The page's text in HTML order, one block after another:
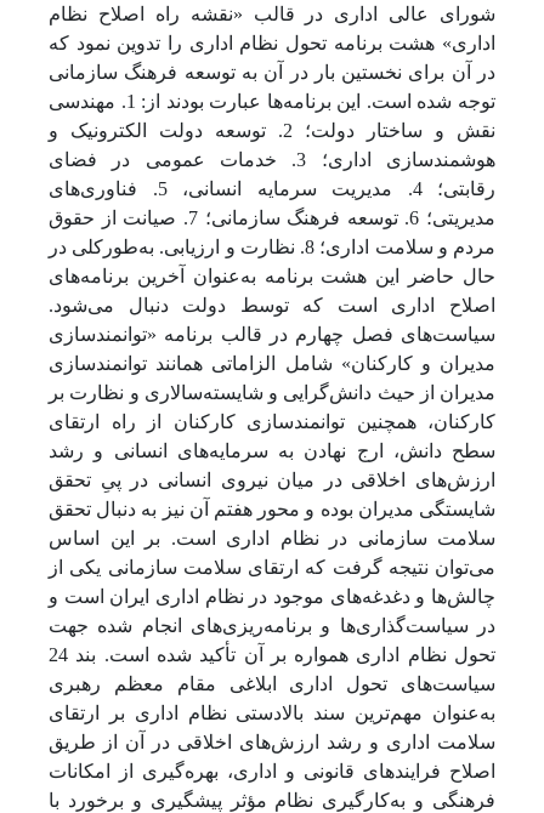
شورای عالی اداری در قالب «نقشه راه اصلاح نظام
اداری» هشت برنامه تحول نظام اداری را تدوین نمود که
در آن برای نخستین بار در آن به توسعه فرهنگ سازمانی
توجه شده است. این برنامه‌ها عبارت بودند از: 1. مهندسی
نقش و ساختار دولت؛ 2. توسعه دولت الکترونیک و
هوشمندسازی اداری؛ 3. خدمات عمومی در فضای
رقابتی؛ 4. مدیریت سرمایه انسانی، 5. فناوری‌های
مدیریتی؛ 6. توسعه فرهنگ سازمانی؛ 7. صیانت از حقوق
مردم و سلامت اداری؛ 8. نظارت و ارزیابی. به‌طورکلی در
حال حاضر این هشت برنامه به‌عنوان آخرین برنامه‌های
اصلاح اداری است که توسط دولت دنبال می‌شود.
سیاست‌های فصل چهارم در قالب برنامه «توانمندسازی
مدیران و کارکنان» شامل الزاماتی همانند توانمندسازی
مدیران از حیث دانش‌گرایی و شایسته‌سالاری و نظارت بر
کارکنان، همچنین توانمندسازی کارکنان از راه ارتقای
سطح دانش، ارج نهادن به سرمایه‌های انسانی و رشد
ارزش‌های اخلاقی در میان نیروی انسانی در پیِ تحقق
شایستگی مدیران بوده و محور هفتم آن نیز به دنبال تحقق
سلامت سازمانی در نظام اداری است. بر این اساس
می‌توان نتیجه گرفت که ارتقای سلامت سازمانی یکی از
چالش‌ها و دغدغه‌های موجود در نظام اداری ایران است و
در سیاست‌گذاری‌ها و برنامه‌ریزی‌های انجام شده جهت
تحول نظام اداری همواره بر آن تأکید شده است. بند 24
سیاست‌های تحول اداری ابلاغی مقام معظم رهبری
به‌عنوان مهم‌ترین سند بالادستی نظام اداری بر ارتقای
سلامت اداری و رشد ارزش‌های اخلاقی در آن از طریق
اصلاح فرایندهای قانونی و اداری، بهره‌گیری از امکانات
فرهنگی و به‌کارگیری نظام مؤثر پیشگیری و برخورد با